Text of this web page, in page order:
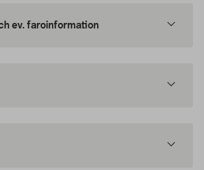
ev. faroinformation